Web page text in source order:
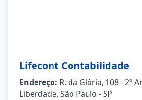
Lifecont Contabilidade
Endereço: R. da Glória, 108 - 2º
Liberdade, São Paulo - SP